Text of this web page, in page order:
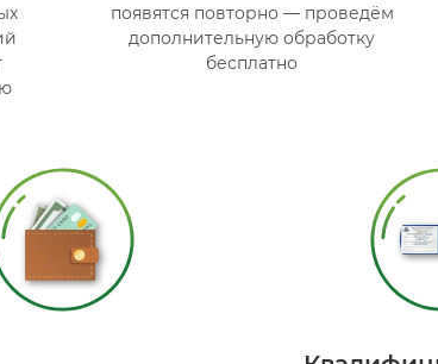
появятся повторно — проведём
дополнительную обработку
бесплатно